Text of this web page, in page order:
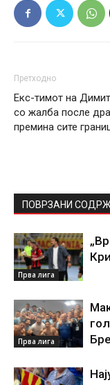
Претходно
Екс-тимот на
со жалба после
премина сите
ПОВРЗАНИ
Прва лига
Прва лига